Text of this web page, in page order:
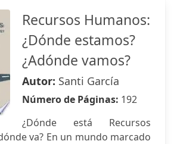
Recursos Humanos:
¿Dónde estamos?
¿Adónde vamos?
Autor: Santi García
Número de Páginas: 192
¿Dónde está Recursos
va? En un mundo marcado